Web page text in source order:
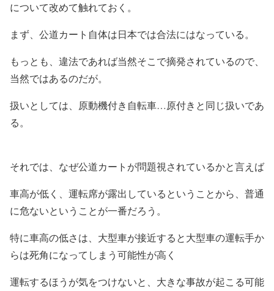
について改めて触れておく。
まず、公道カート自体は日本では合法にはなっている。
もっとも、違法であれば当然そこで摘発されているので、
当然ではあるのだが。
扱いとしては、原動機付き自転車…原付きと同じ扱いであ
る。
それでは、なぜ公道カートが問題視されているかと言えば
車高が低く、運転席が露出しているということから、 普通
に危ないということが一番だろう。
特に車高の低さは、大型車が接近すると大型車の運転手か
らは死角になってしまう可能性が高く
運転するほうが気をつけないと、大きな事故が起こる可能